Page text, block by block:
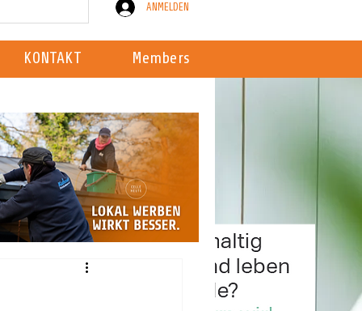
ANMELDEN
KONTAKT Members